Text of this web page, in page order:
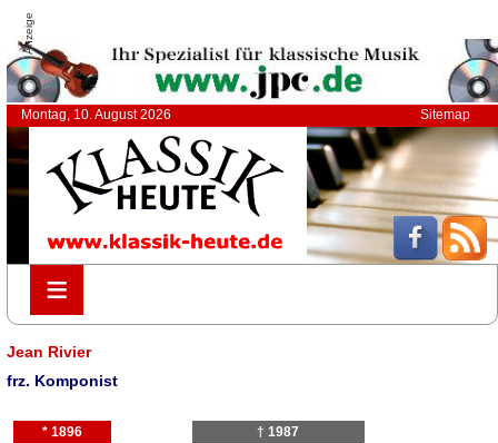
Anzeige
Montag, 10. August 2026 Sitemap
≡
≡
Jean Rivier
frz. Komponist
* 1896 † 1987